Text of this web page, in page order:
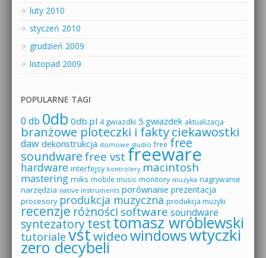
luty 2010
styczeń 2010
grudzień 2009
listopad 2009
POPULARNE TAGI
0 db 0db 0db.pl 4 gwiazdki 5 gwiazdek aktualizacja
branżowe ploteczki i faktyciekawostki
daw dekonstrukcja domowe studio free free
soundware free vst freeware
hardware interfejsy kontrolery macintosh
mastering miks mobile music monitory muzyka nagrywanie
narzędzia native instruments porównanie prezentacja
procesory produkcja muzyczna produkcja muzyki
recenzje różności software soundware
syntezatorytesttomasz wróblewski
tutoriale vstwideowindowswtyczki
zero decybeli